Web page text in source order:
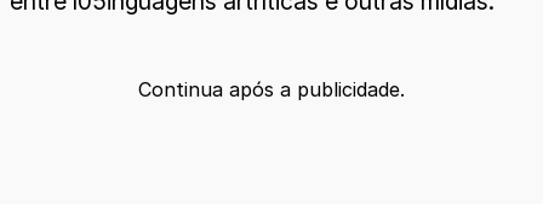
Continua após a publicidade.